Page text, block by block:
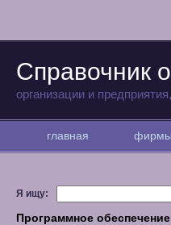
Справочник
организации и
главная
Я ищу:
Программное обеспечение